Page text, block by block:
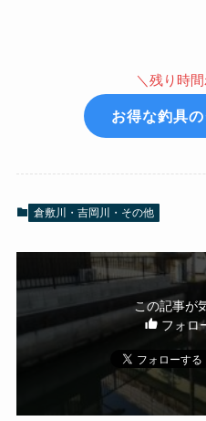
＼残り時
お得な釣具
倉敷川・吉岡川・その他
この記事が
フォロ